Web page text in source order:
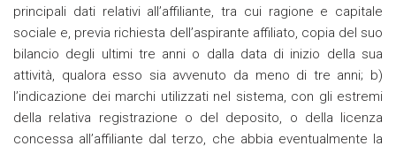
principali dati relativi all’affiliante, tra cui ragione e capitale
sociale e, previa richiesta dell’aspirante affiliato, copia del suo
bilancio degli ultimi tre anni o dalla data di inizio della sua
attività, qualora esso sia avvenuto da meno di tre anni; b)
l’indicazione dei marchi utilizzati nel sistema, con gli estremi
della relativa registrazione o del deposito, o della licenza
concessa all’affiliante dal terzo, che abbia eventualmente la